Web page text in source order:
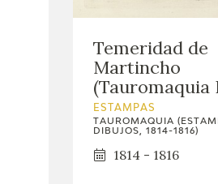
Temeridad de
Martincho
(Tauromaquia
ESTAMPAS
TAUROMAQUIA
DIBUJOS, 1814-1816)
1814 - 1816